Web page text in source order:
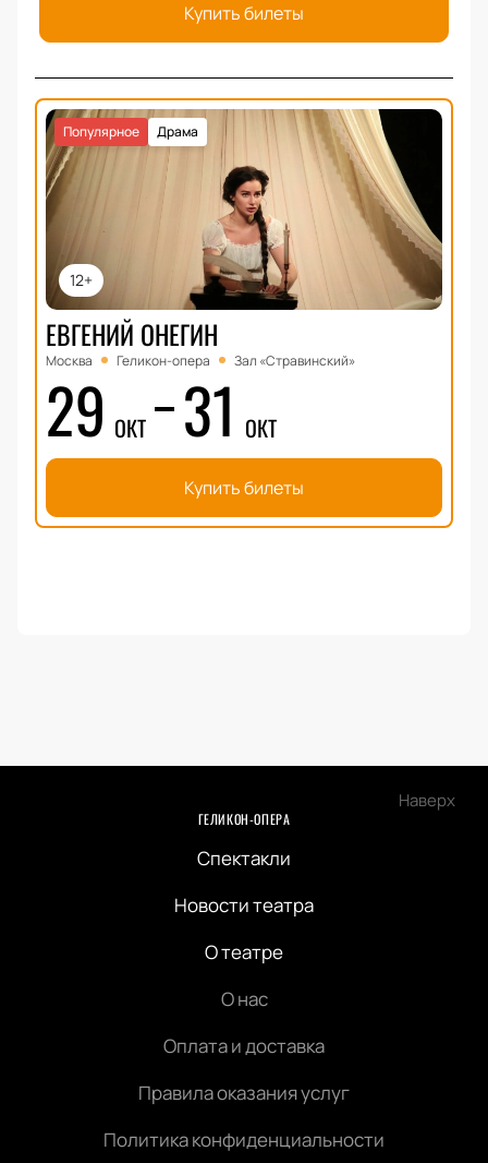
Купить билеты
12+
Драма
Популярное
ЕВГЕНИЙ ОНЕГИН
Москва Геликон-опера Зал «Стравинский»
29 ОКТ 31 ОКТ
Купить билеты
Наверх
ГЕЛИКОН-ОПЕРА
Спектакли
Новости театра
О театре
О нас
Оплата и доставка
Правила оказания услуг
Политика конфиденциальности